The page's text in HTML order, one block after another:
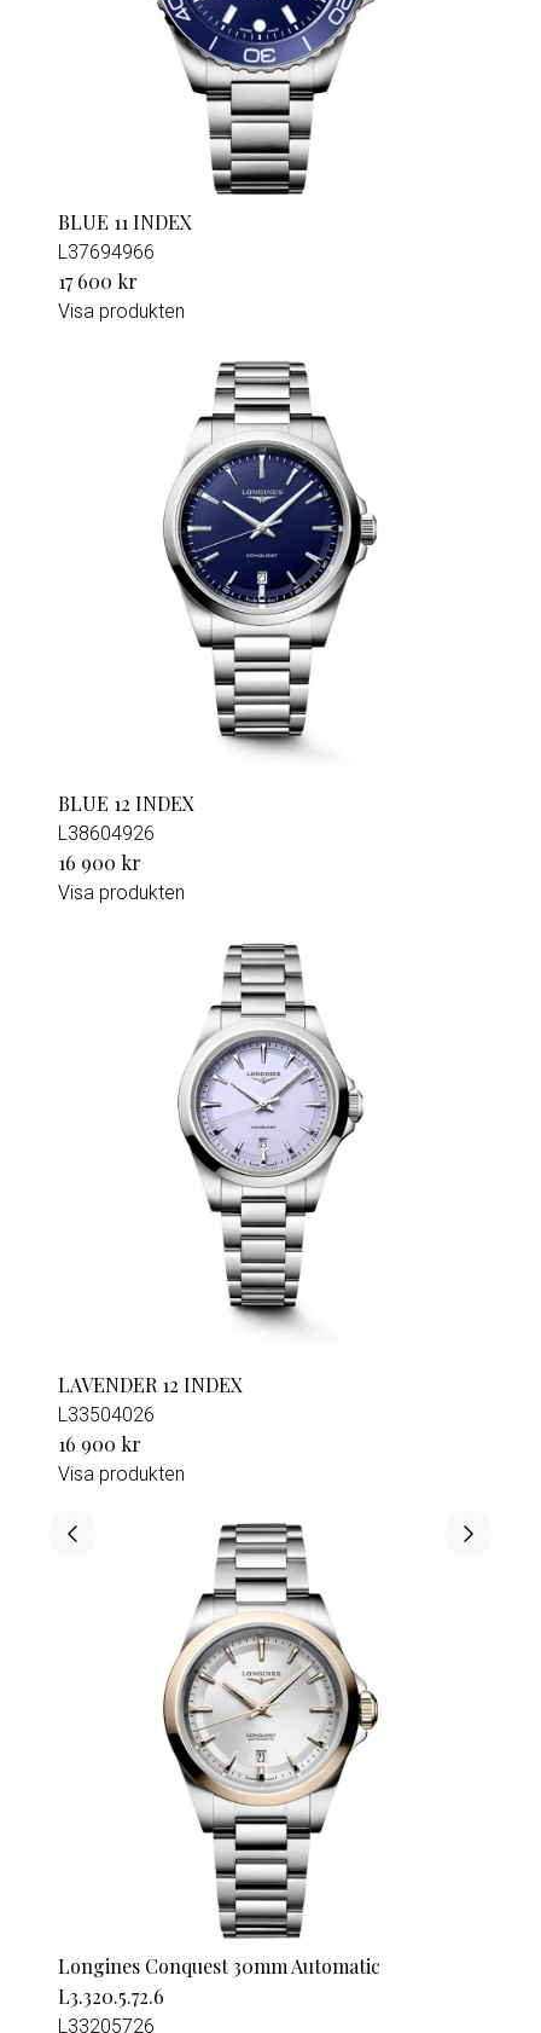
BLUE 11 INDEX
L37694966
17 600 kr
Visa produkten
BLUE 12 INDEX
L38604926
16 900 kr
Visa produkten
LAVENDER 12 INDEX
L33504026
16 900 kr
Visa produkten
Longines Conquest 30mm Automatic
L3.320.5.72.6
L33205726